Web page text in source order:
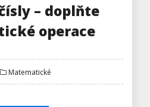
– doplňte
operace
Matematické